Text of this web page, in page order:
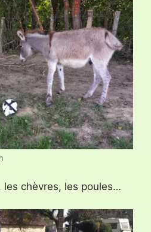
les chèvres, les poules…